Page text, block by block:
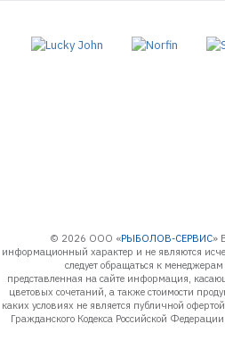
© 2026 ООО «РЫБОЛОВ-СЕРВИС»
информационный характер и не являются
следует обращаться к
представленная на сайте информация,
цветовых сочетаний, а также стоимости
каких условиях не является публичной
Гражданского Кодекса Российской